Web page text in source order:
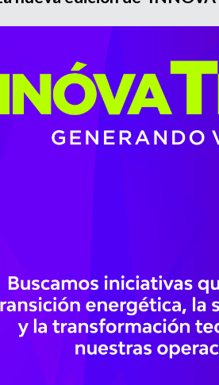
UNIRED online
UNIRED v-Library